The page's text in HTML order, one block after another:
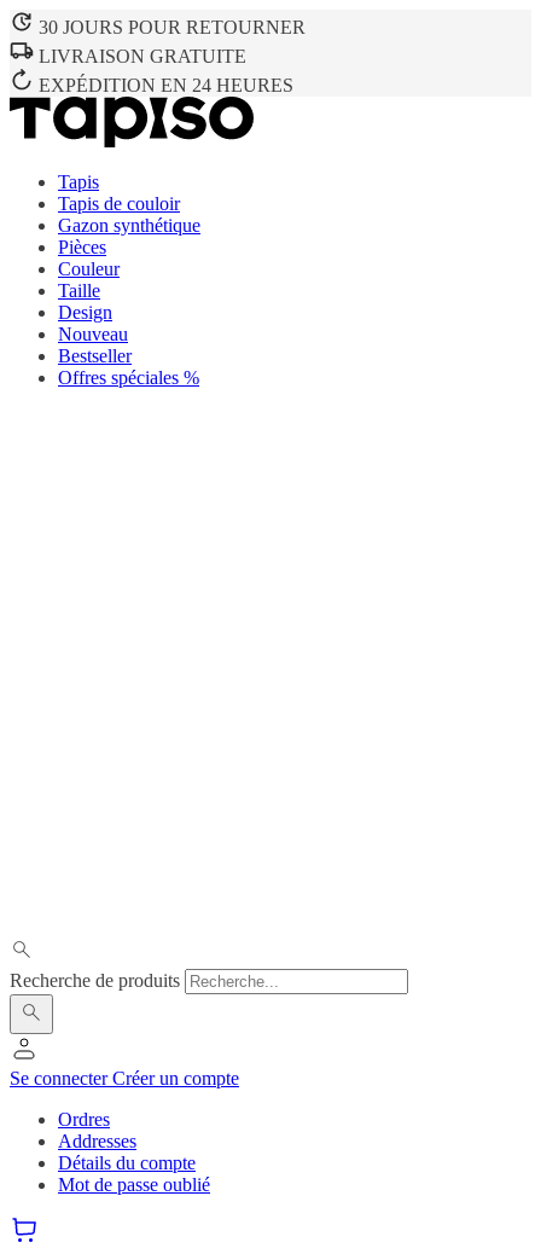
30 JOURS POUR RETOURNER
LIVRAISON GRATUITE
EXPÉDITION EN 24 HEURES
Tapis
Tapis de couloir
Gazon synthétique
Pièces
Couleur
Taille
Design
Nouveau
Bestseller
Offres spéciales %
Recherche de produits
Se connecterCréer un compte
Ordres
Addresses
Détails du compte
Mot de passe oublié